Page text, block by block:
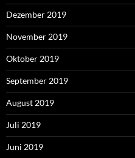
Dezember 2019
November 2019
Oktober 2019
September 2019
August 2019
Juli 2019
Juni 2019